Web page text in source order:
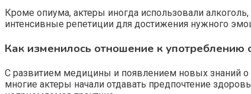
Кроме опиума, актеры иногда использовали
интенсивные репетиции для достижения нужного
Как изменилось отношение к
С развитием медицины и появлением новых знаний
многие актеры начали отдавать предпочтение